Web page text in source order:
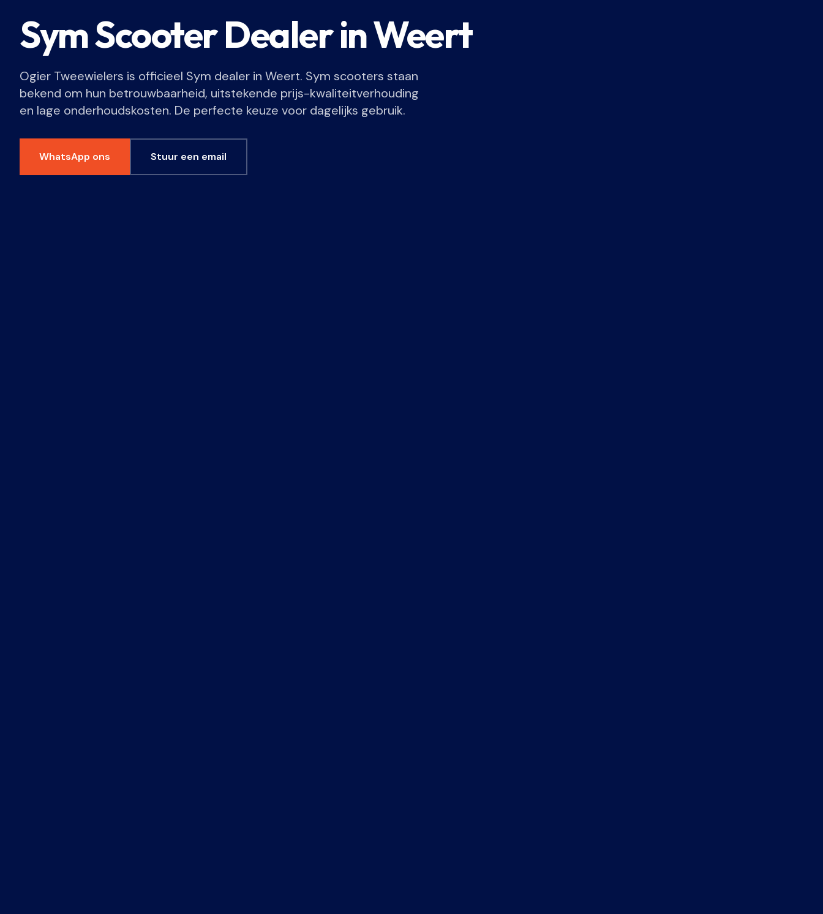
Sym Scooter Dealer in Weert
Ogier Tweewielers is officieel Sym dealer in Weert. Sym scooters staan
bekend om hun betrouwbaarheid, uitstekende prijs-kwaliteitverhouding
en lage onderhoudskosten. De perfecte keuze voor dagelijks gebruik.
WhatsApp ons Stuur een email